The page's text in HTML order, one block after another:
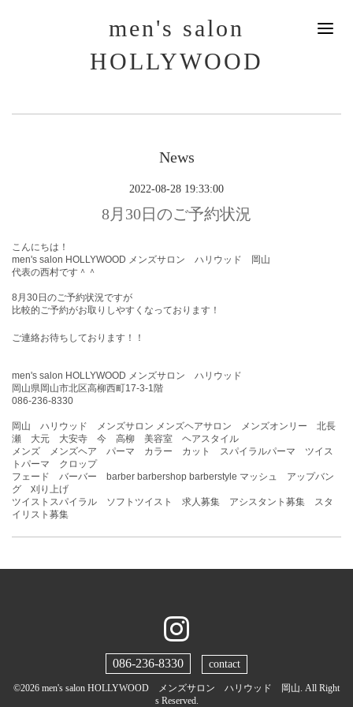
men's salon
HOLLYWOOD
News
2022-08-28 19:33:00
8月30日のご予約状況
こんにちは！
men's salon HOLLYWOOD メンズサロン ハリウッド 岡山
代表の西村です＾＾
8月30日 のご予約状況ですが
比較的ご予約がお取りしやすくなっております！
ご連絡お待ちしております！！
men's salon HOLLYWOOD メンズサロン ハリウッド
岡山県岡山市北区高柳西町17-3-1階
086-236-8330
岡山 ハリウッド メンズサロン メンズヘアサロン メンズオンリー 北長
瀬 大元 大安寺 今 高柳 美容室 ヘアスタイル
メンズ メンズヘア パーマ カラー カット スパイラルパーマ ツイス
トパーマ クロップ
フェード バーバー barber barbershop barberstyle マッシュ アップバン
グ 刈り上げ
ツイストスパイラル ソフトツイスト 求人募集 アシスタント募集 スタ
イリスト募集
086-236-8330 contact
©2026 men's salon HOLLYWOOD メンズサロン ハリウッド 岡山. All Right
s Reserved.